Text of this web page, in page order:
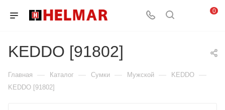
0
KEDDO [91802]
Главная — Каталог — Сумки — Мужской — KEDDO —
KEDDO [91802]